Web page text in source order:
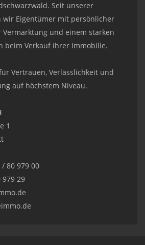
Seit unserer
wir Eigentümer mit persönlicher
Vermarktung und einem starken
beim Verkauf ihrer Immobilie.
Vertrauen, Verlässlichkeit und
auf höchstem Niveau.
1
/ 80 979 00
979 29